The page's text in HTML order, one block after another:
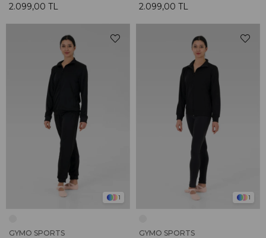
2.099,00 TL 2.099,00 TL
1
GYMO SPORTS
1
GYMO SPORTS